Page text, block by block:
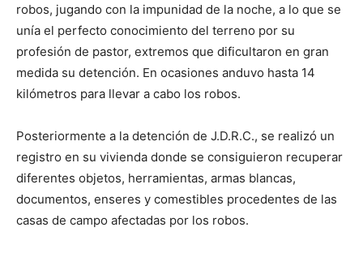
robos, jugando con la impunidad de la noche, a lo que se
unía el perfecto conocimiento del terreno por su
profesión de pastor, extremos que dificultaron en gran
medida su detención. En ocasiones anduvo hasta 14
kilómetros para llevar a cabo los robos.
Posteriormente a la detención de J.D.R.C., se realizó un
registro en su vivienda donde se consiguieron recuperar
diferentes objetos, herramientas, armas blancas,
documentos, enseres y comestibles procedentes de las
casas de campo afectadas por los robos.